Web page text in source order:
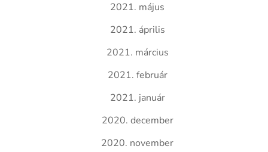
2021. május
2021. április
2021. március
2021. február
2021. január
2020. december
2020. november